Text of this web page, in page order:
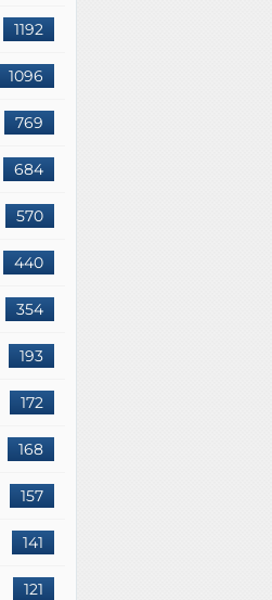
1192
1096
769
684
570
440
354
193
172
168
157
141
121